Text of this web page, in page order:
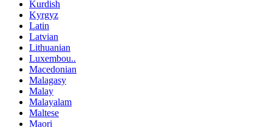
Kurdish
Kyrgyz
Latin
Latvian
Lithuanian
Luxembou..
Macedonian
Malagasy
Malay
Malayalam
Maltese
Maori